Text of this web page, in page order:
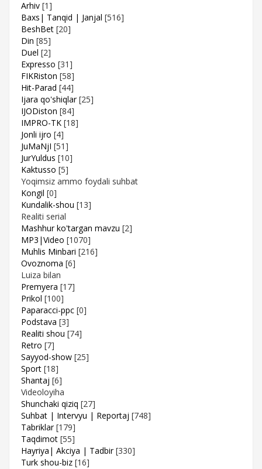
Arhiv [1]
Baxs| Tanqid | Janjal [516]
BeshBet [20]
Din [85]
Duel [2]
Expresso [31]
FIKRiston [58]
Hit-Parad [44]
Ijara qo'shiqlar [25]
IJODiston [84]
IMPRO-TK [18]
Jonli ijro [4]
JuMaNjI [51]
JurYuldus [10]
Kaktusso [5]
Yoqimsiz ammo foydali suhbat
Kongil [0]
Kundalik-shou [13]
Realiti serial
Mashhur ko'targan mavzu [2]
MP3|Video [1070]
Muhlis Minbari [216]
Ovoznoma [6]
Luiza bilan
Premyera [17]
Prikol [100]
Paparacci-ppc [0]
Podstava [3]
Realiti shou [74]
Retro [7]
Sayyod-show [25]
Sport [18]
Shantaj [6]
Videoloyiha
Shunchaki qiziq [27]
Suhbat | Intervyu | Reportaj [748]
Tabriklar [179]
Taqdimot [55]
Hayriya| Akciya | Tadbir [330]
Turk shou-biz [16]